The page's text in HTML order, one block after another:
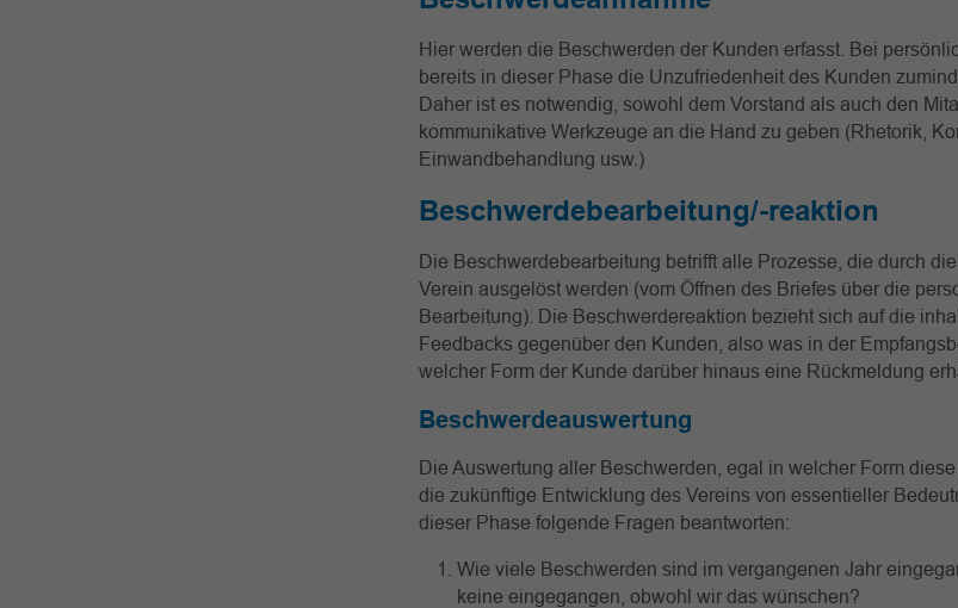
Hier werden die Beschwerden der Kunden erfasst. Bei
bereits in dieser Phase die Unzufriedenheit des Kunden
Daher ist es notwendig, sowohl dem Vorstand als auch den
kommunikative Werkzeuge an die Hand zu geben (Rhetorik,
Einwandbehandlung usw.)
Beschwerdebearbeitung/-reaktion
Die Beschwerdebearbeitung betrifft alle Prozesse, die durch
Verein ausgelöst werden (vom Öffnen des Briefes über die
Bearbeitung). Die Beschwerdereaktion bezieht sich auf die
Feedbacks gegenüber den Kunden, also was in der
welcher Form der Kunde darüber hinaus eine Rückmeldung
Beschwerdeauswertung
Die Auswertung aller Beschwerden, egal in welcher Form
die zukünftige Entwicklung des Vereins von essentieller
dieser Phase folgende Fragen beantworten:
Wie viele Beschwerden sind im vergangenen Jahr
keine eingegangen, obwohl wir das wünschen?